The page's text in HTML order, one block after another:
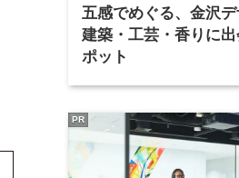
五感でめぐる、金沢デ
建築・工芸・香りに
ポット
PR